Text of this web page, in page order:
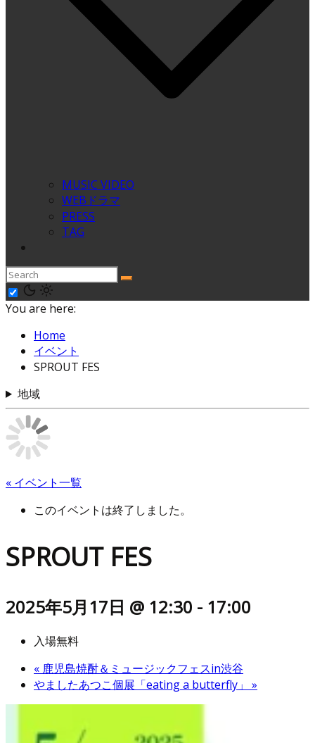
MUSIC VIDEO
WEBドラマ
PRESS
TAG
You are here:
Home
イベント
SPROUT FES
地域
« イベント一覧
このイベントは終了しました。
SPROUT FES
2025年5月17日 @ 12:30 - 17:00
入場無料
« 鹿児島焼酎＆ミュージックフェスin渋谷
やましたあつこ個展「eating a butterfly」 »